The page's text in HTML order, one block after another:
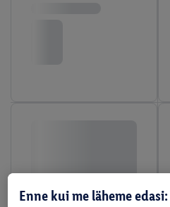
Enne kui me läheme